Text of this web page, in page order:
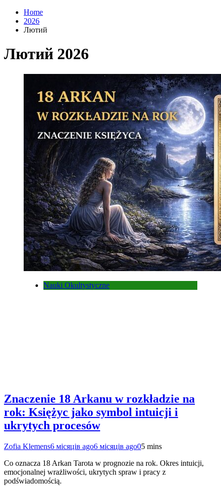
Home
2026
Лютий
Лютий 2026
Nauki Okultystyczne
Znaczenie 18 Arkanu w rozkładzie na
rok: Księżyc jako symbol intuicji i
ukrytych procesów
Zofia Klemens6 місяців ago6 місяців ago05 mins
Co oznacza 18 Arkan Tarota w prognozie na rok. Okres intuicji,
emocjonalnej wrażliwości, ukrytych spraw i pracy z
podświadomością.